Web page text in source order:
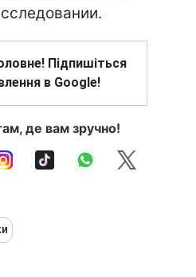
Підпишіться
в Google!
де вам зручно!